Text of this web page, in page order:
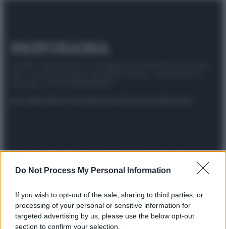
Do Not Process My Personal Information
If you wish to opt-out of the sale, sharing to third parties, or
processing of your personal or sensitive information for
targeted advertising by us, please use the below opt-out
section to confirm your selection.